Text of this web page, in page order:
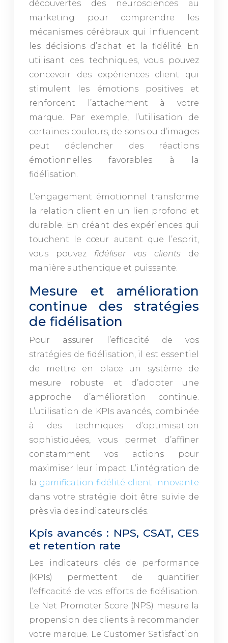
découvertes des neurosciences au
marketing pour comprendre les
mécanismes cérébraux qui influencent
les décisions d’achat et la fidélité. En
utilisant ces techniques, vous pouvez
concevoir des expériences client qui
stimulent les émotions positives et
renforcent l’attachement à votre
marque. Par exemple, l’utilisation de
certaines couleurs, de sons ou d’images
peut déclencher des réactions
émotionnelles favorables à la
fidélisation.
L’engagement émotionnel transforme
la relation client en un lien profond et
durable. En créant des expériences qui
touchent le cœur autant que l’esprit,
vous pouvez fidéliser vos clients de
manière authentique et puissante.
Mesure et amélioration
continue des stratégies
de fidélisation
Pour assurer l’efficacité de vos
stratégies de fidélisation, il est essentiel
de mettre en place un système de
mesure robuste et d’adopter une
approche d’amélioration continue.
L’utilisation de KPIs avancés, combinée
à des techniques d’optimisation
sophistiquées, vous permet d’affiner
constamment vos actions pour
maximiser leur impact. L’intégration de
la gamification fidélité client innovante
dans votre stratégie doit être suivie de
près via des indicateurs clés.
Kpis avancés : NPS, CSAT, CES
et retention rate
Les indicateurs clés de performance
(KPIs) permettent de quantifier
l’efficacité de vos efforts de fidélisation.
Le Net Promoter Score (NPS) mesure la
propension des clients à recommander
votre marque. Le Customer Satisfaction